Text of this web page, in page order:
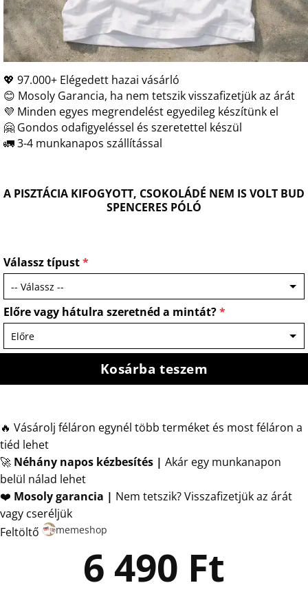
💖 97.000+ Elégedett hazai vásárló
😊 Mosoly Garancia, ha nem tetszik visszafizetjük az árát
💜 Minden egyes megrendelést egyedileg készítünk el
🤗 Gondos odafigyeléssel és szeretettel készül
🚛 3-4 munkanapos szállítással
A PISZTÁCIA KIFOGYOTT, CSOKOLÁDÉ NEM IS VOLT BUD
SPENCERES PÓLÓ
Válassz típust*
Előre vagy hátulra szeretnéd a mintát?*
Kosárba teszem
🔥 Vásárolj féláron egynél több terméket és most féláron a
tiéd lehet
🚀 Néhány napos kézbesítés | Akár egy munkanapon
belül nálad lehet
❤️ Mosoly garancia | Nem tetszik? Visszafizetjük az árát
vagy cseréljük
Feltöltő
memeshop
6 490 Ft